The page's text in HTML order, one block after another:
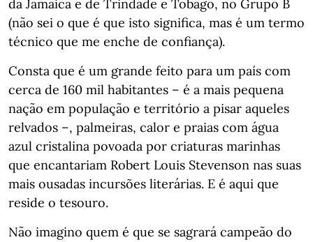
da Jamaica e de Trindade e Tobago, no Grupo B
(não sei o que é que isto significa, mas é um termo
técnico que me enche de confiança).
Consta que é um grande feito para um país com
cerca de 160 mil habitantes – é a mais pequena
nação em população e território a pisar aqueles
relvados –, palmeiras, calor e praias com água
azul cristalina povoada por criaturas marinhas
que encantariam Robert Louis Stevenson nas suas
mais ousadas incursões literárias. E é aqui que
reside o tesouro.
Não imagino quem é que se sagrará campeão do